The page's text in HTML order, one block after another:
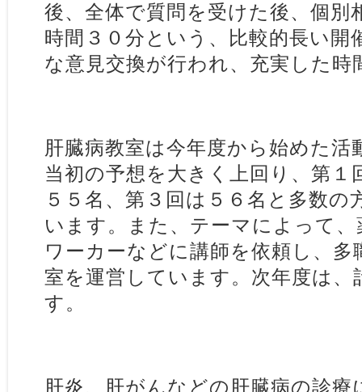
後、全体で質問を受けた後、個別
時間３０分という、比較的長い開
な意見交換が行われ、充実した
肝臓病教室は今年度から始めた
当初の予想を大きく上回り、第１
５５名、第３回は５６名と多数
います。また、テーマによって
ワーカーなどに講師を依頼し、
室を運営しています。次年度は、
す。
肝炎、肝がんなどの肝臓病の診